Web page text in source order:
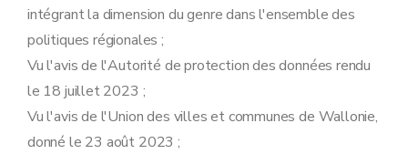
intégrant la dimension du genre dans l'ensemble des
politiques régionales ;
Vu l'avis de l'Autorité de protection des données rendu
le 18 juillet 2023 ;
Vu l'avis de l'Union des villes et communes de Wallonie,
donné le 23 août 2023 ;